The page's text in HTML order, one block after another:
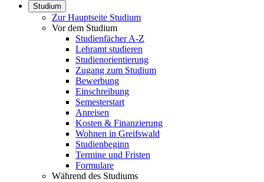
Studium
Zur Hauptseite Studium
Vor dem Studium
Studienfächer A-Z
Lehramt studieren
Studienorientierung
Zugang zum Studium
Bewerbung
Einschreibung
Semesterstart
Anreisen
Kosten & Finanzierung
Wohnen in Greifswald
Studienbeginn
Termine und Fristen
Formulare
Während des Studiums